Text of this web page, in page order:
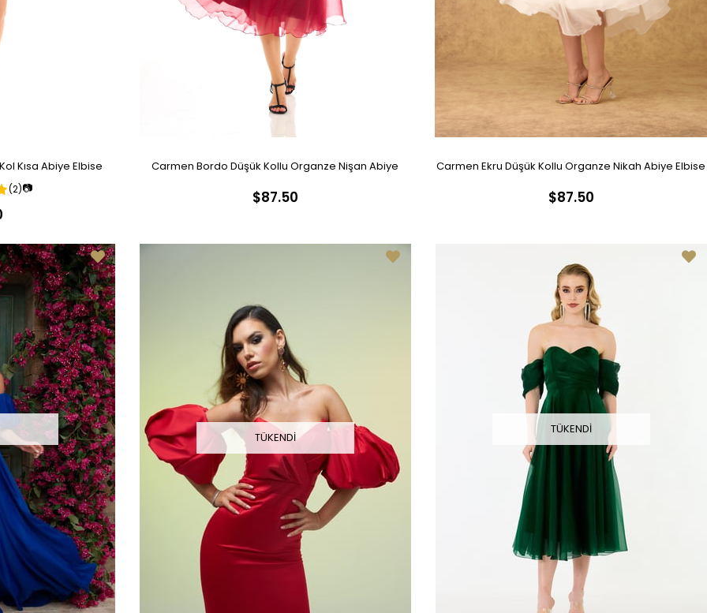
Kısa Abiye Elbise
(2)📷
Carmen Bordo Düşük Kollu Organze Nişan Abiye
Elbise
$87.50
Carmen Ekru Düşük Kollu Organze Nikah Abiye Elbise
$87.50
TÜKENDI
TÜKENDI